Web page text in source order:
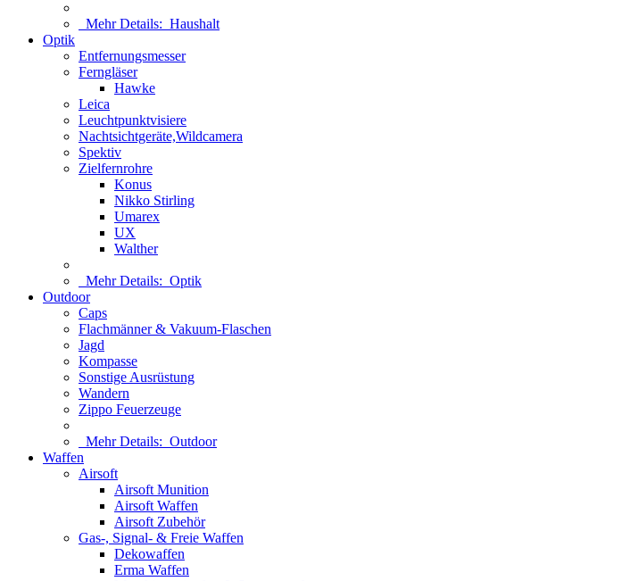
Mehr Details: Haushalt
Optik
Entfernungsmesser
Ferngläser
Hawke
Leica
Leuchtpunktvisiere
Nachtsichtgeräte,Wildcamera
Spektiv
Zielfernrohre
Konus
Nikko Stirling
Umarex
UX
Walther
Mehr Details: Optik
Outdoor
Caps
Flachmänner & Vakuum-Flaschen
Jagd
Kompasse
Sonstige Ausrüstung
Wandern
Zippo Feuerzeuge
Mehr Details: Outdoor
Waffen
Airsoft
Airsoft Munition
Airsoft Waffen
Airsoft Zubehör
Gas-, Signal- & Freie Waffen
Dekowaffen
Erma Waffen